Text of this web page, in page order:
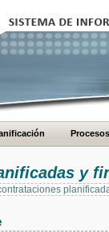
Procesos
y